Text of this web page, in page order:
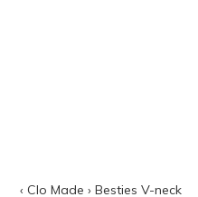
‹ Clo Made › Besties V-neck